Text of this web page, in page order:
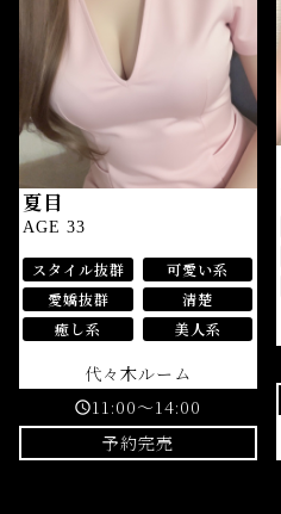
夏目
AGE 33
スタイル抜群
可愛い系
愛嬌抜群
清楚
癒し系
美人系
代々木ルーム
schedule11:00～14:00
予約完売